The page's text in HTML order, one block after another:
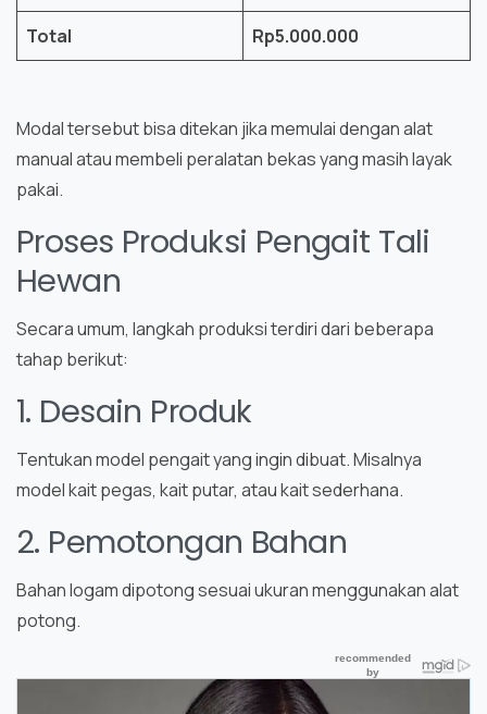
Total Rp5.000.000
Modal tersebut bisa ditekan jika memulai dengan alat
manual atau membeli peralatan bekas yang masih layak
pakai.
Proses Produksi Pengait Tali
Hewan
Secara umum, langkah produksi terdiri dari beberapa
tahap berikut:
1. Desain Produk
Tentukan model pengait yang ingin dibuat. Misalnya
model kait pegas, kait putar, atau kait sederhana.
2. Pemotongan Bahan
Bahan logam dipotong sesuai ukuran menggunakan alat
potong.